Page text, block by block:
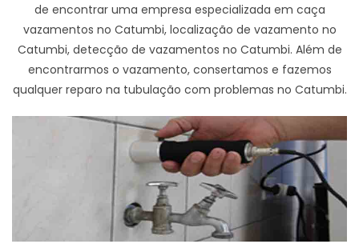
de encontrar uma empresa especializada em caça
vazamentos no Catumbi, localização de vazamento no
Catumbi, detecção de vazamentos no Catumbi. Além de
encontrarmos o vazamento, consertamos e fazemos
qualquer reparo na tubulação com problemas no Catumbi.